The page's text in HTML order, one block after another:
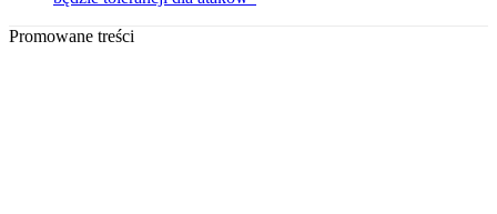
Promowane treści